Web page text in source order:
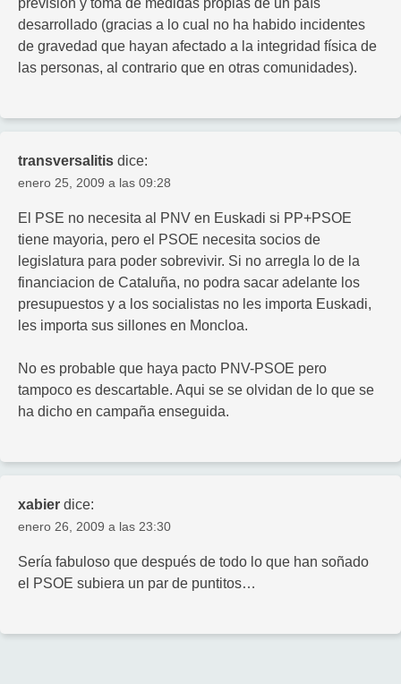
previsión y toma de medidas propias de un país
desarrollado (gracias a lo cual no ha habido incidentes
de gravedad que hayan afectado a la integridad física de
las personas, al contrario que en otras comunidades).
transversalitis dice:
enero 25, 2009 a las 09:28
El PSE no necesita al PNV en Euskadi si PP+PSOE
tiene mayoria, pero el PSOE necesita socios de
legislatura para poder sobrevivir. Si no arregla lo de la
financiacion de Cataluña, no podra sacar adelante los
presupuestos y a los socialistas no les importa Euskadi,
les importa sus sillones en Moncloa.
No es probable que haya pacto PNV-PSOE pero
tampoco es descartable. Aqui se se olvidan de lo que se
ha dicho en campaña enseguida.
xabier dice:
enero 26, 2009 a las 23:30
Sería fabuloso que después de todo lo que han soñado
el PSOE subiera un par de puntitos…